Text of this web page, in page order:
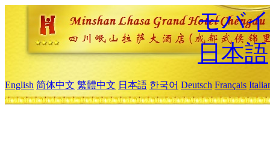
モバ
日本語
English 简体中文 繁體中文 日本語 한국어 Deutsch Français